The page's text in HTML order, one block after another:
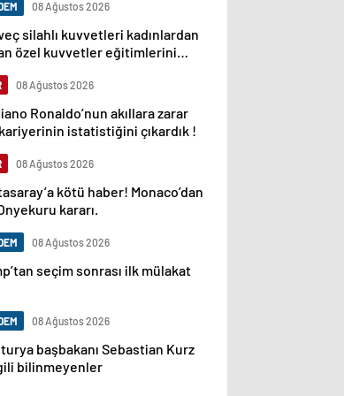
08 Ağustos 2026
silahlı kuvvetleri kadınlardan
özel kuvvetler eğitimlerini
08 Ağustos 2026
Ronaldo’nun akıllara zarar
istatistiğini çıkardık !
08 Ağustos 2026
kötü haber! Monaco’dan
kararı.
08 Ağustos 2026
seçim sonrası ilk mülakat
08 Ağustos 2026
başbakanı Sebastian Kurz
bilinmeyenler